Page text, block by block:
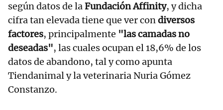
según datos de laFundación Affinity, y dicha
cifra tan elevada tiene que ver condiversos
factores, principalmente "las camadas no
deseadas", las cuales ocupan el 18,6% de los
datos de abandono, tal y como apunta
Tiendanimal y la veterinaria Nuria Gómez
Constanzo.